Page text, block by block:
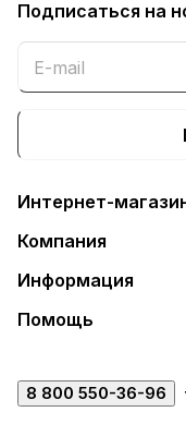
Подписаться на
Интернет-
Компания
Информация
Помощь
8 800 550-36-96